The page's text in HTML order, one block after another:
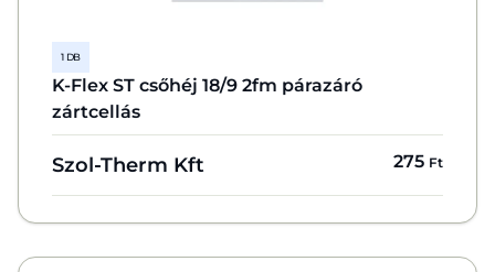
1 DB
K-Flex ST csőhéj 18/9 2fm párazáró
zártcellás
Szol-Therm Kft 275 Ft